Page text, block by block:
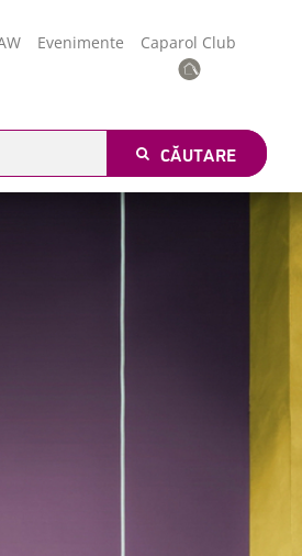
Evenimente Caparol Club
CĂUTARE